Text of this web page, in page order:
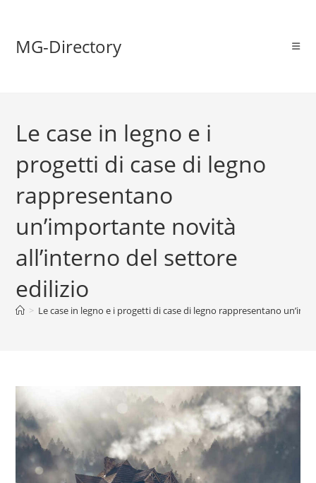
MG-Directory
Le case in legno e i
progetti di case di legno
rappresentano
un’importante novità
all’interno del settore
edilizio
> Le case in legno e i progetti di case di legno rappresentano